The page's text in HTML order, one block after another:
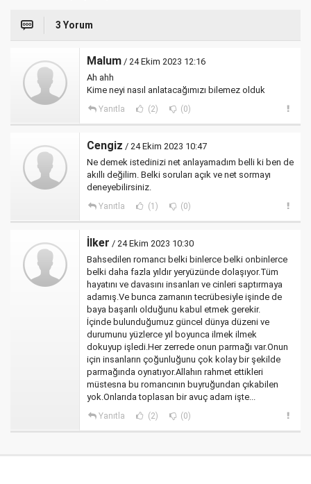
3 Yorum
Malum / 24 Ekim 2023 12:16
Ah ahh
Kime neyi nasıl anlatacağımızı bilemez olduk
Yanıtla (2) (0)
Cengiz / 24 Ekim 2023 10:47
Ne demek istedinizi net anlayamadım belli ki ben de
akıllı değilim. Belki soruları açık ve net sormayı
deneyebilirsiniz.
Yanıtla (1) (0)
İlker / 24 Ekim 2023 10:30
Bahsedilen romancı belki binlerce belki onbinlerce
belki daha fazla yıldır yeryüzünde dolaşıyor.Tüm
hayatını ve davasını insanları ve cinleri saptırmaya
adamış.Ve bunca zamanın tecrübesiyle işinde de
baya başarılı olduğunu kabul etmek gerekir.
İçinde bulunduğumuz güncel dünya düzeni ve
durumunu yüzlerce yıl boyunca ilmek ilmek
dokuyup işledi.Her zerrede onun parmağı var.Onun
için insanların çoğunluğunu çok kolay bir şekilde
parmağında oynatıyor.Allahın rahmet ettikleri
müstesna bu romancının buyruğundan çıkabilen
yok.Onlarıda toplasan bir avuç adam işte...
Yanıtla (2) (0)